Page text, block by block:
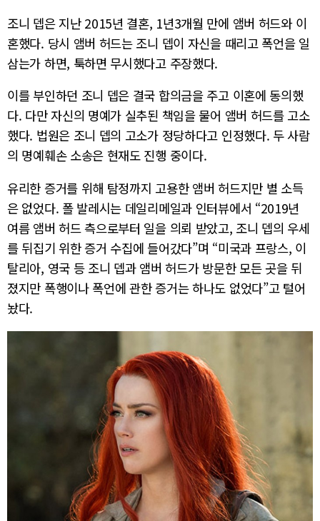
조니 뎁은 지난 2015년 결혼, 1년3개월 만에 앰버 허드와 이
혼했다. 당시 앰버 허드는 조니 뎁이 자신을 때리고 폭언을 일
삼는가 하면, 툭하면 무시했다고 주장했다.
이를 부인하던 조니 뎁은 결국 합의금을 주고 이혼에 동의했
다. 다만 자신의 명예가 실추된 책임을 물어 앰버 허드를 고소
했다. 법원은 조니 뎁의 고소가 정당하다고 인정했다. 두 사람
의 명예훼손 소송은 현재도 진행 중이다.
유리한 증거를 위해 탐정까지 고용한 앰버 허드지만 별 소득
은 없었다. 폴 발레시는 데일리메일과 인터뷰에서 “2019년
여름 앰버 허드 측으로부터 일을 의뢰 받았고, 조니 뎁의 우세
를 뒤집기 위한 증거 수집에 들어갔다”며 “미국과 프랑스, 이
탈리아, 영국 등 조니 뎁과 앰버 허드가 방문한 모든 곳을 뒤
졌지만 폭행이나 폭언에 관한 증거는 하나도 없었다”고 털어
놨다.